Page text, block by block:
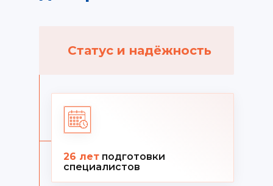
26 лет подготовки
специалистов
Статус и надёжность